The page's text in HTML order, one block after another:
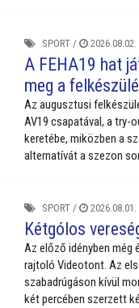
SPORT/ 2026.08.02.
A FEHA19 hat
meg a
Az augusztusi
AV19 csapatával, a try-
keretébe, miközben a
alternatívát a szezon
SPORT/ 2026.08.01.
Kétgólos
Az előző idényben még
rajtoló Videotont. Az
szabadrúgáson kívül
két percében szerzett